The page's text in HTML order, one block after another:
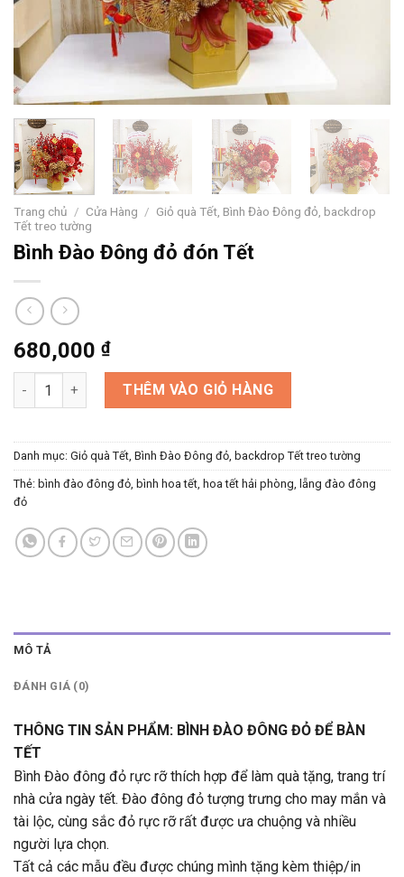
Trang chủ / Cửa Hàng / Giỏ quà Tết, Bình Đào Đông đỏ, backdrop
Tết treo tường
Bình Đào Đông đỏ đón Tết
680,000 ₫
Bình Đào Đông đỏ đón Tết số lượng
THÊM VÀO GIỎ HÀNG
Danh mục: Giỏ quà Tết, Bình Đào Đông đỏ, backdrop Tết treo tường
Thẻ: bình đào đông đỏ, bình hoa tết, hoa tết hải phòng, lẵng đào đông
đỏ
MÔ TẢ
ĐÁNH GIÁ (0)
THÔNG TIN SẢN PHẨM: BÌNH ĐÀO ĐÔNG ĐỎ ĐỂ BÀN
TẾT
Bình Đào đông đỏ rực rỡ thích hợp để làm quà tặng, trang trí
nhà cửa ngày tết. Đào đông đỏ tượng trưng cho may mắn và
tài lộc, cùng sắc đỏ rực rỡ rất được ưa chuộng và nhiều
người lựa chọn.
Tất cả các mẫu đều được chúng mình tặng kèm thiệp/in